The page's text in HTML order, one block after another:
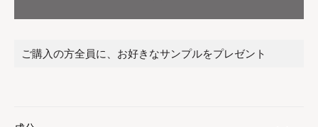
ご購入の方全員に、お好きなサンプルをプレゼント